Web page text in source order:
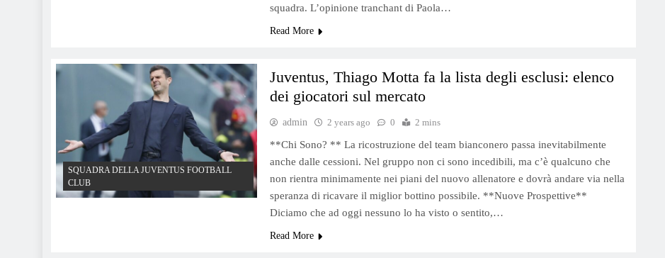
squadra. L’opinione tranchant di Paola…
Read More
SQUADRA DELLA JUVENTUS FOOTBALL
CLUB
Juventus, Thiago Motta fa la lista degli esclusi: elenco
dei giocatori sul mercato
admin 2 years ago 0 2 mins
**Chi Sono? ** La ricostruzione del team bianconero passa inevitabilmente
anche dalle cessioni. Nel gruppo non ci sono incedibili, ma c’è qualcuno che
non rientra minimamente nei piani del nuovo allenatore e dovrà andare via nella
speranza di ricavare il miglior bottino possibile. **Nuove Prospettive**
Diciamo che ad oggi nessuno lo ha visto o sentito,…
Read More